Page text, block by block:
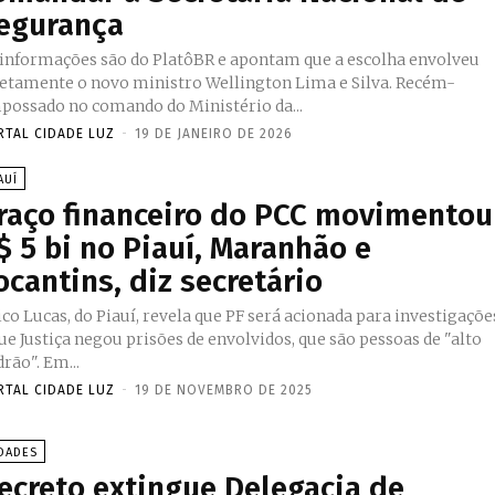
são do PlatôBR e apontam que a escolha envolveu
o novo ministro Wellington Lima e Silva. Recém-
no comando do Ministério da...
CIDADE LUZ - 19 DE JANEIRO DE 2026
financeiro do PCC movimentou
5 bi no Piauí, Maranhão e
diz secretário
Lucas, do Piauí, revela que PF será acionada para
Justiça negou prisões de envolvidos, que são pessoas de "alto
padrão". Em...
CIDADE LUZ - 19 DE NOVEMBRO DE 2025
extingue Delegacia de